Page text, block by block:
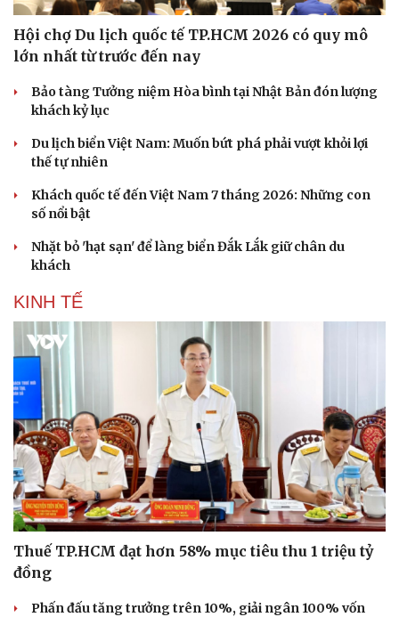
Tư vấn
Săn Tour
Câu chuyện thời sự
Kể chuyện cho bé
Hội chợ Du lịch quốc tế TP.HCM 2026 có quy mô
lớn nhất từ trước đến nay
Bảo tàng Tưởng niệm Hòa bình tại Nhật Bản đón lượng
khách kỷ lục
Du lịch biển Việt Nam: Muốn bứt phá phải vượt khỏi lợi
thế tự nhiên
Khách quốc tế đến Việt Nam 7 tháng 2026: Những con
số nổi bật
Nhặt bỏ 'hạt sạn' để làng biển Đắk Lắk giữ chân du
khách
KINH TẾ
Thuế TP.HCM đạt hơn 58% mục tiêu thu 1 triệu tỷ
đồng
Phấn đấu tăng trưởng trên 10%, giải ngân 100% vốn